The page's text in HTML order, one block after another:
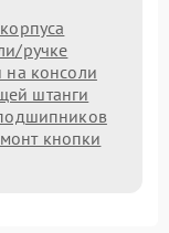
ручке
на консоли
штанги
кнопки